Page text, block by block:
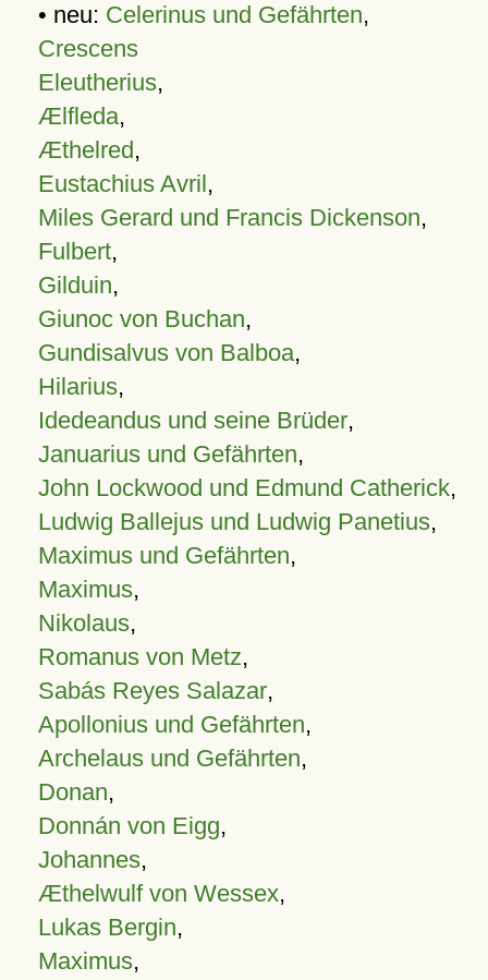
• neu: Celerinus und Gefährten,
Crescens
Eleutherius,
Ælfleda,
Æthelred,
Eustachius Avril,
Miles Gerard und Francis Dickenson,
Fulbert,
Gilduin,
Giunoc von Buchan,
Gundisalvus von Balboa,
Hilarius,
Idedeandus und seine Brüder,
Januarius und Gefährten,
John Lockwood und Edmund Catherick,
Ludwig Ballejus und Ludwig Panetius,
Maximus und Gefährten,
Maximus,
Nikolaus,
Romanus von Metz,
Sabás Reyes Salazar,
Apollonius und Gefährten,
Archelaus und Gefährten,
Donan,
Donnán von Eigg,
Johannes,
Æthelwulf von Wessex,
Lukas Bergin,
Maximus,